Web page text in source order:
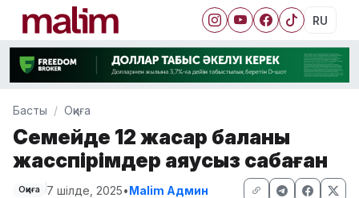
RU
Басты Оқиға
Семейде 12 жасар баланы
жасөспірімдер аяусыз сабаған
Оқиға 7 шілде, 2025•Malim Админ